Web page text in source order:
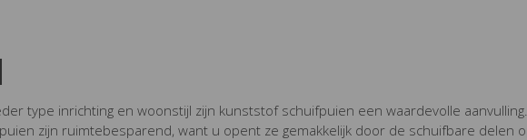
type inrichting en woonstijl zijn kunststof schuifpuien een waardevolle
zijn ruimtebesparend, want u opent ze gemakkelijk door de schuifbare delen